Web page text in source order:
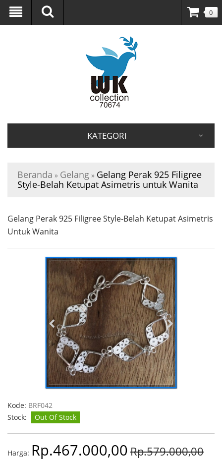
0
KATEGORI
Beranda » Gelang » Gelang Perak 925 Filigree
Style-Belah Ketupat Asimetris untuk Wanita
Gelang Perak 925 Filigree Style-Belah Ketupat Asimetris
Untuk Wanita
Kode: BRF042
Stock:
Out Of Stock
Harga: Rp.467.000,00 Rp.579.000,00